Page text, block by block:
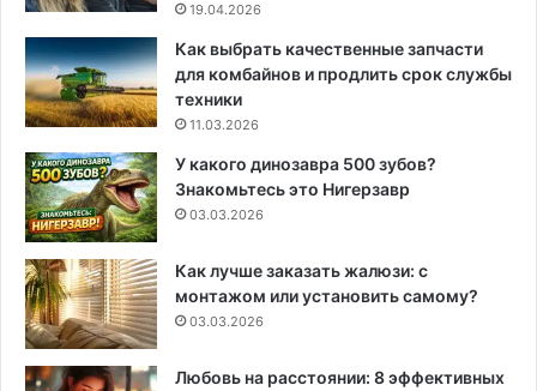
19.04.2026
Как выбрать качественные запчасти
для комбайнов и продлить срок службы
техники
11.03.2026
У какого динозавра 500 зубов?
Знакомьтесь это Нигерзавр
03.03.2026
Как лучше заказать жалюзи: с
монтажом или установить самому?
03.03.2026
Любовь на расстоянии: 8 эффективных